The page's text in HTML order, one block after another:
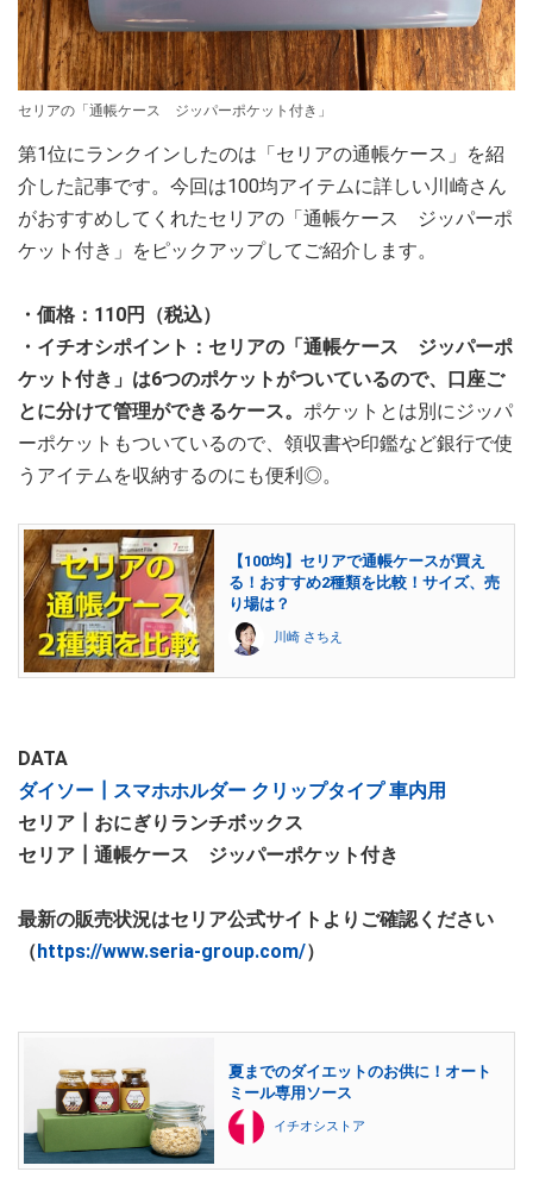
セリアの「通帳ケース ジッパーポケット付き」
第1位にランクインしたのは「セリアの通帳ケース」を紹
介した記事です。今回は100均アイテムに詳しい川崎さん
がおすすめしてくれたセリアの「通帳ケース ジッパーポ
ケット付き」をピックアップしてご紹介します。
・価格：110円（税込）
・イチオシポイント：セリアの「通帳ケース ジッパーポ
ケット付き」は6つのポケットがついているので、口座ご
とに分けて管理ができるケース。 ポケットとは別にジッパ
ーポケットもついているので、領収書や印鑑など銀行で使
うアイテムを収納するのにも便利◎。
【100均】セリアで通帳ケースが買え
る！おすすめ2種類を比較！サイズ、売
り場は？
川崎 さちえ
DATA
ダイソー┃スマホホルダー クリップタイプ 車内用
セリア┃おにぎりランチボックス
セリア┃通帳ケース ジッパーポケット付き
最新の販売状況はセリア公式サイトよりご確認ください
（https://www.seria-group.com/）
夏までのダイエットのお供に！オート
ミール専用ソース
イチオシストア